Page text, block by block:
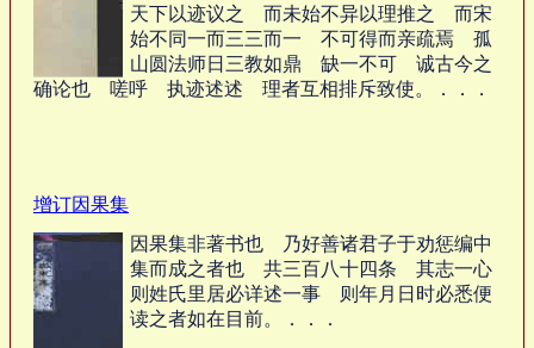
天下以迹议之 而未始不异以理推之 而宋
始不同一而三三而一 不可得而亲疏焉 孤
山圆法师日三教如鼎 缺一不可 诚古今之
确论也 嗟呼 执迹述述 理者互相排斥致使。．．．
增订因果集
因果集非著书也 乃好善诸君子于劝惩编中
集而成之者也 共三百八十四条 其志一心
则姓氏里居必详述一事 则年月日时必悉便
读之者如在目前。．．．